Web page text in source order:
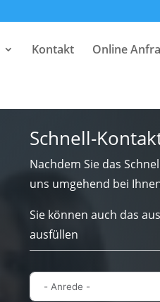
Kontakt Online
Schnell-
Nachdem Sie das
uns umgehend bei
Sie können auch das
ausfüllen